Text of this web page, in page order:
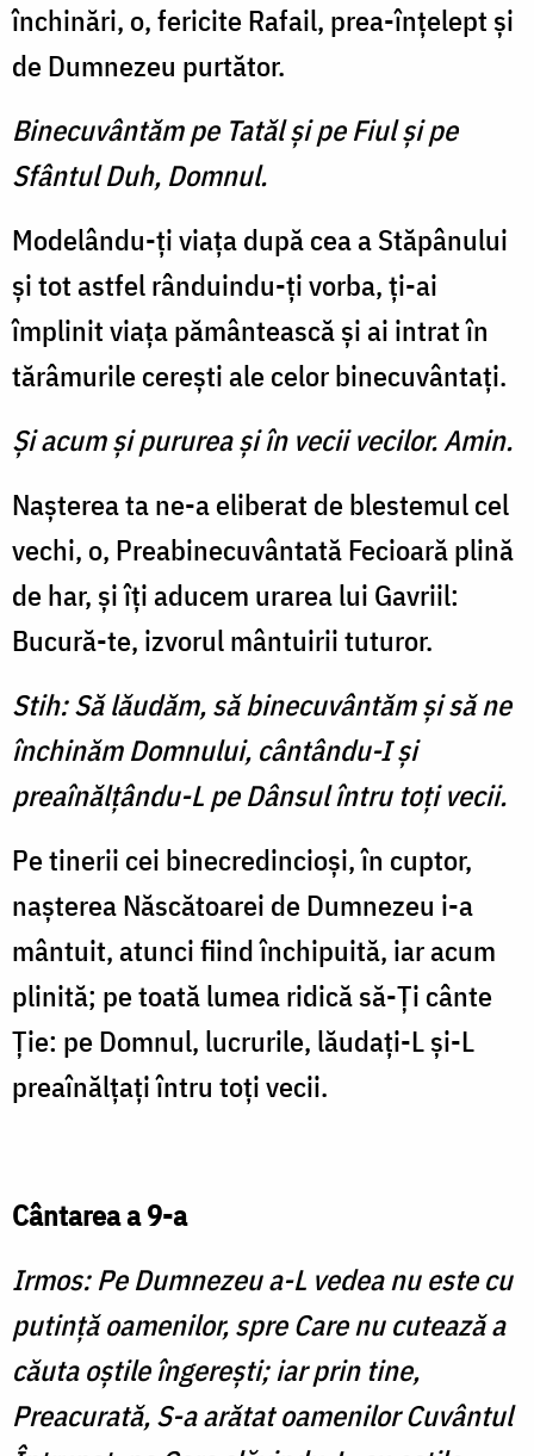
închinări, o, fericite Rafail, prea-înțelept și
de Dumnezeu purtător.
Binecuvântăm pe Tatăl şi pe Fiul şi pe
Sfântul Duh, Domnul.
Modelându-ți viața după cea a Stăpânului
și tot astfel rânduindu-ți vorba, ți-ai
împlinit viața pământească și ai intrat în
tărâmurile cerești ale celor binecuvântați.
Şi acum şi pururea şi în vecii vecilor. Amin.
Nașterea ta ne-a eliberat de blestemul cel
vechi, o, Preabinecuvântată Fecioară plină
de har, și îți aducem urarea lui Gavriil:
Bucură-te, izvorul mântuirii tuturor.
Stih: Să lăudăm, să binecuvântăm și să ne
închinăm Domnului, cântându-I și
preaînălțându-L pe Dânsul întru toți vecii.
Pe tinerii cei binecredincioși, în cuptor,
nașterea Născătoarei de Dumnezeu i-a
mântuit, atunci fiind închipuită, iar acum
plinită; pe toată lumea ridică să-Ți cânte
Ție: pe Domnul, lucrurile, lăudați-L și-L
preaînălțați întru toți vecii.
Cântarea a 9-a
Irmos: Pe Dumnezeu a-L vedea nu este cu
putință oamenilor, spre Care nu cutează a
căuta oștile îngerești; iar prin tine,
Preacurată, S-a arătat oamenilor Cuvântul